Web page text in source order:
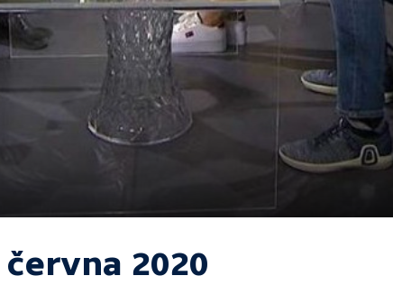
června 2020